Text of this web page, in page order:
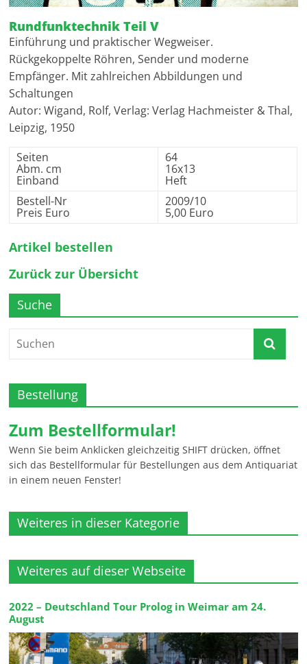
Rundfunktechnik Teil V
Einführung und praktischer Wegweiser.
Rückgekoppelte Röhren, Sender und moderne
Empfänger. Mit zahlreichen Abbildungen und
Schaltungen
Autor: Wigand, Rolf, Verlag: Verlag Hachmeister & Thal,
Leipzig, 1950
Seiten
Abm. cm
Einband
64
16x13
Heft
Bestell-Nr
Preis Euro
2009/10
5,00 Euro
Artikel bestellen
Zurück zur Übersicht
Suche
Bestellung
Zum Bestellformular!
Wenn Sie beim Anklicken gleichzeitig SHIFT drücken, öffnet
sich das Bestellformular für Bestellungen aus dem Antiquariat
in einem neuen Fenster!
Weiteres in dieser Kategorie
Weiteres auf dieser Webseite
2022 – Deutschland Tour Prolog in Weimar am 24.
August